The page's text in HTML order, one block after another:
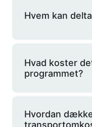
Hvem kan
Hvad koster
programmet?
Hvordan